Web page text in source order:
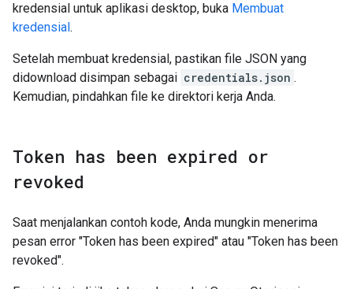
kredensial untuk aplikasi desktop, buka Membuat
kredensial.
Setelah membuat kredensial, pastikan file JSON yang
didownload disimpan sebagai credentials.json .
Kemudian, pindahkan file ke direktori kerja Anda.
Token has been expired or
revoked
Saat menjalankan contoh kode, Anda mungkin menerima
pesan error "Token has been expired" atau "Token has been
revoked".